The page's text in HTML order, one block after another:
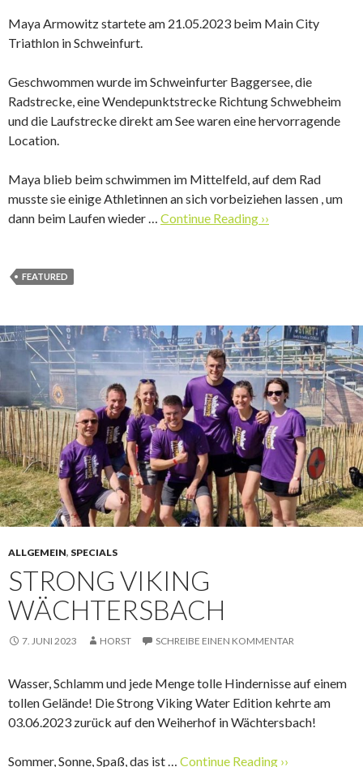
Maya Armowitz startete am 21.05.2023 beim Main City
Triathlon in Schweinfurt.
Geschwommen wurde im Schweinfurter Baggersee, die
Radstrecke, eine Wendepunktstrecke Richtung Schwebheim
und die Laufstrecke direkt am See waren eine hervorragende
Location.
Maya blieb beim schwimmen im Mittelfeld, auf dem Rad
musste sie einige Athletinnen an sich vorbeiziehen lassen , um
dann beim Laufen wieder … Continue Reading ››
FEATURED
ALLGEMEIN, SPECIALS
STRONG VIKING
WÄCHTERSBACH
7. JUNI 2023 HORST SCHREIBE EINEN KOMMENTAR
Wasser, Schlamm und jede Menge tolle Hindernisse auf einem
tollen Gelände! Die Strong Viking Water Edition kehrte am
03.06.2023 zurück auf den Weiherhof in Wächtersbach!
Sommer, Sonne, Spaß, das ist … Continue Reading ››